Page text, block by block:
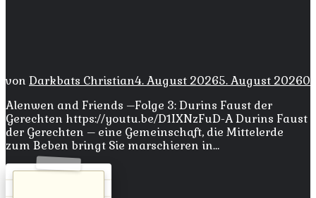
von Darkbats Christian4. August 20265. August 20260
Alenwen and Friends –Folge 3: Durins Faust der
Gerechten https://youtu.be/D1IXNzFuD-A Durins Faust
der Gerechten – eine Gemeinschaft, die Mittelerde
zum Beben bringt Sie marschieren in…